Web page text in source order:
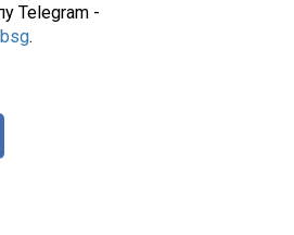
Telegram -
.